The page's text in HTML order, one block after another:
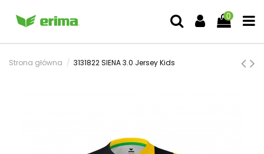
0
Strona główna 3131822 SIENA 3.0 Jersey Kids